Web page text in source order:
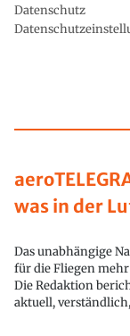
was in der
Das unabhängige
für die Fliegen
Die Redaktion
aktuell,
Datenschutz